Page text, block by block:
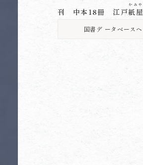
刊 中本18冊 江戸紙屋
かみや
国書デ ータベースへ